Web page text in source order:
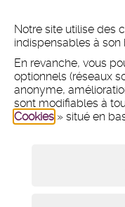
Notre site utilise des
indispensables à
En revanche, vous
optionnels (réseaux
anonyme,
sont modifiables à
Cookies » situé en
MAIRIE
Hôtel de ville
1 place du 11
CS 80031 - 92240
Tél : 01 47 46 75 00